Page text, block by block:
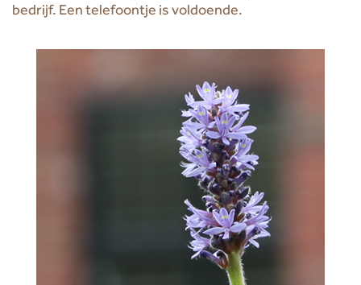
bedrijf. Een telefoontje is voldoende.